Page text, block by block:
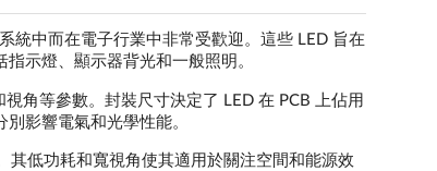
統中而在電子行業中非常受歡迎。這些 LED 旨在
示燈、顯示器背光和一般照明。
角等參數。封裝尺寸決定了 LED 在 PCB 上佔用
影響電氣和光學性能。
低功耗和寬視角使其適用於關注空間和能源效